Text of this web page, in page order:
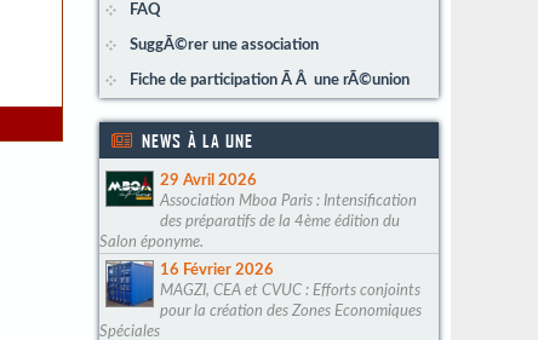
FAQ
SuggÃ©rer une association
Fiche de participation Ã Â une rÃ©union
NEWS À LA UNE
29 Avril 2026
Association Mboa Paris : Intensification
des préparatifs de la 4ème édition du
Salon éponyme.
16 Février 2026
MAGZI, CEA et CVUC : Efforts conjoints
pour la création des Zones Economiques
Spéciales